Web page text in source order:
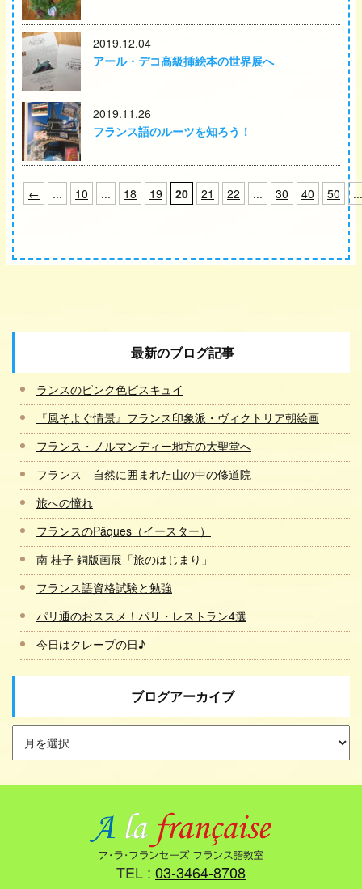
2019.12.04
アール・デコ高級挿絵本の世界展へ
2019.11.26
フランス語のルーツを知ろう！
← ... 10 ... 18 19 20 21 22 ... 30 40 50 ...
最新のブログ記事
ランスのピンク色ビスキュイ
『風そよぐ情景』フランス印象派・ヴィクトリア朝絵画
フランス・ノルマンディー地方の大聖堂へ
フランス―自然に囲まれた山の中の修道院
旅への憧れ
フランスのPâques（イースター）
南 桂子 銅版画展「旅のはじまり」
フランス語資格試験と勉強
パリ通のおススメ！パリ・レストラン4選
今日はクレープの日♪
ブログアーカイブ
TEL : 03-3464-8708